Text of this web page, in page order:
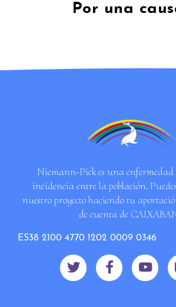
Por una
Niemann-Pick es una
incidencia entre la población.
nuestro proyecto haciendo tu
de cuenta de
ES38 2100 4770 1202 0009 0346